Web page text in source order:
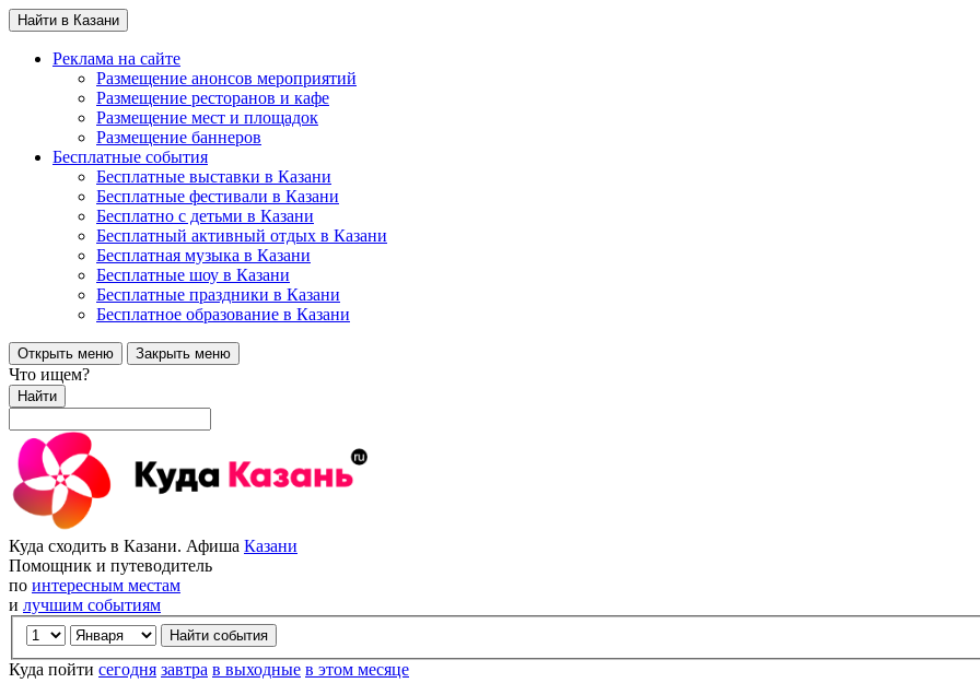
Найти в Казани
Реклама на сайте
Размещение анонсов мероприятий
Размещение ресторанов и кафе
Размещение мест и площадок
Размещение баннеров
Бесплатные события
Бесплатные выставки в Казани
Бесплатные фестивали в Казани
Бесплатно с детьми в Казани
Бесплатный активный отдых в Казани
Бесплатная музыка в Казани
Бесплатные шоу в Казани
Бесплатные праздники в Казани
Бесплатное образование в Казани
Открыть меню Закрыть меню
Что ищем?
Найти
Куда сходить в Казани. Афиша Казани
Помощник и путеводитель
по интересным местам
и лучшим событиям
Куда пойти сегодня завтра в выходные в этом месяце